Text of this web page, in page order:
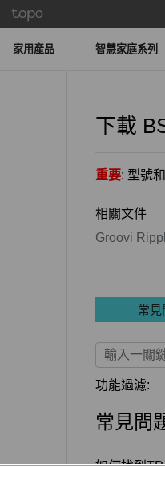
家用產品 智慧家庭系列
下載
重要: 型號
相關文件
Groovi
常見
功能過濾:
常見問
如何找到